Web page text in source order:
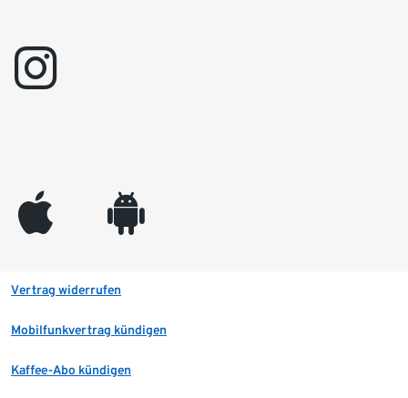
instagram
appleinc android
Vertrag widerrufen
Mobilfunkvertrag kündigen
Kaffee-Abo kündigen